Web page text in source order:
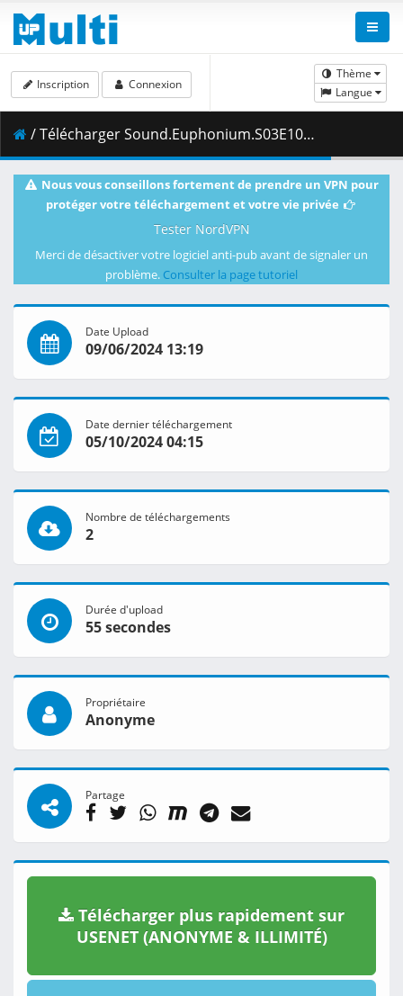
Thème
Langue
Inscription Connexion
/ Télécharger Sound.Euphonium.S03E10.Expressing.Arpeggios.1080p.CR.WEB-DL.AAC2.0.H.264-VARYG.mkv.001 ( 483.48 MB )
Nous vous conseillons fortement de prendre un VPN pour
protéger votre téléchargement et votre vie privée
Tester NordVPN
Merci de désactiver votre logiciel anti-pub avant de signaler un
problème. Consulter la page tutoriel
Date Upload
09/06/2024 13:19
Date dernier téléchargement
05/10/2024 04:15
Nombre de téléchargements
2
Durée d'upload
55 secondes
Propriétaire
Anonyme
Partage
Télécharger plus rapidement sur
USENET (ANONYME & ILLIMITÉ)